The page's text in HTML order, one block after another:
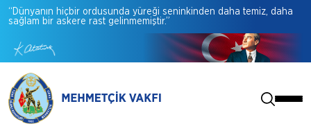
“Dünyanın hiçbir ordusunda yüreği seninkinden daha temiz, daha
sağlam bir askere rast gelinmemiştir.”